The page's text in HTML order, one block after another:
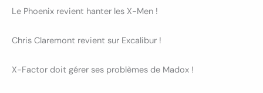
Le Phoenix revient hanter les X-Men !
Chris Claremont revient sur Excalibur !
X-Factor doit gérer ses problèmes de Madox !